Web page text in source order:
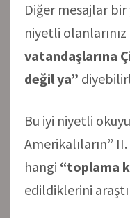
Diğer mesajlar bir
niyetli olanlarınız
vatandaşlarına
değil ya”
Bu iyi niyetli
Amerikalıların” II.
hangi “toplama
edildiklerini